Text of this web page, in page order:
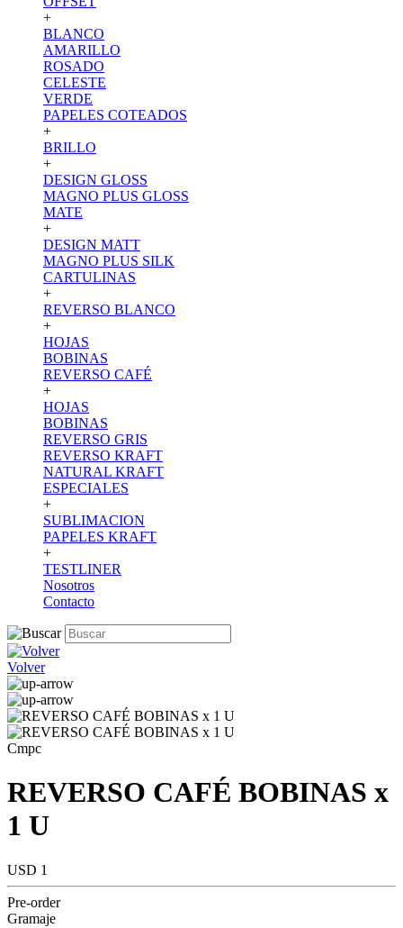
+
BLANCO
AMARILLO
ROSADO
CELESTE
VERDE
PAPELES COTEADOS
+
BRILLO
+
DESIGN GLOSS
MAGNO PLUS GLOSS
MATE
+
DESIGN MATT
MAGNO PLUS SILK
CARTULINAS
+
REVERSO BLANCO
+
HOJAS
BOBINAS
REVERSO CAFÉ
+
HOJAS
BOBINAS
REVERSO GRIS
REVERSO KRAFT
NATURAL KRAFT
ESPECIALES
+
SUBLIMACION
PAPELES KRAFT
+
TESTLINER
Nosotros
Contacto
Volver
Cmpc
REVERSO CAFÉ BOBINAS x
1 U
USD 1
Pre-order
Gramaje